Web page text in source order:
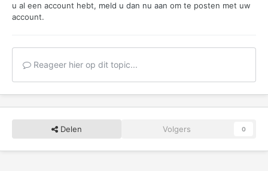
u al een account hebt, meld u dan nu aan om te posten met uw
account.
Reageer hier op dit topic...
Delen Volgers 0